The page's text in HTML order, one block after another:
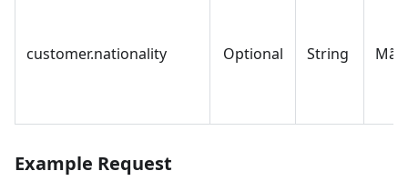
customer.nationality Optional String Mã
Example Request